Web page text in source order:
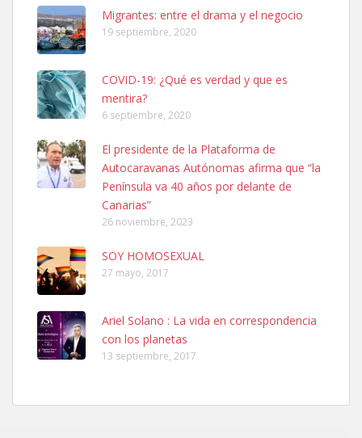
Leales.org » Gran Canaria
Ninfa perdida
El día 5 se los perdió una ninfa papillera, asustada tiene miedo a la
calle, se perdió por la zon...
Leales.org » Gran Canaria
6.7.2025
Adopcion
Busco casa de acogida para mi perrita ya que por temas de trabajo
no la puedo tener. Solo gente r...
Migrantes: entre el drama y el negocio
19 septiembre, 2020
COVID-19: ¿Qué es verdad y que es
mentira?
6 septiembre, 2020
El presidente de la Plataforma de
Autocaravanas Autónomas afirma que “la
Península va 40 años por delante de
Canarias”
26 noviembre, 2023
SOY HOMOSEXUAL
27 mayo, 2017
Ariel Solano : La vida en correspondencia
con los planetas
13 septiembre, 2017